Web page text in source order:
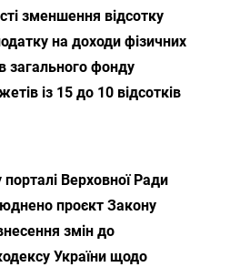
зменшення відсотку
на доходи фізичних
загального фонду
із 15 до 10 відсотків
Верховної Ради
проєкт Закону
змін до
України щодо